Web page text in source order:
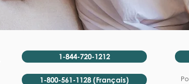
1-844-720-1212
1-800-561-1128 (Français)